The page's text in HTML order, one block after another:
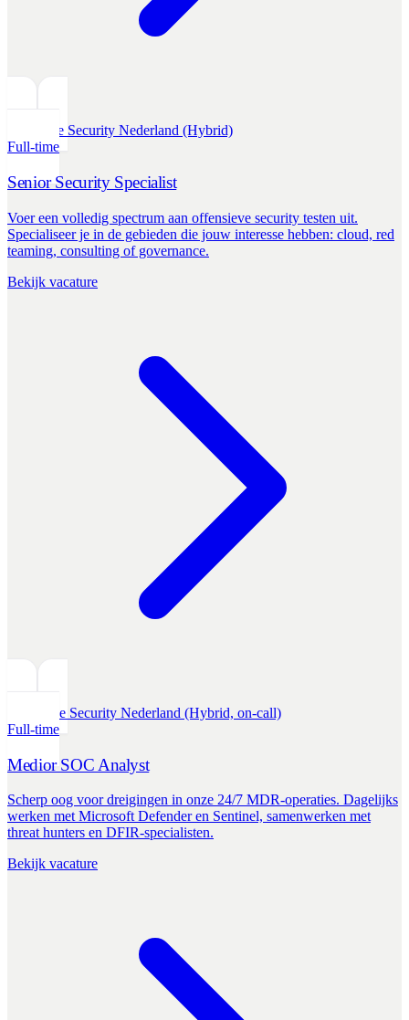
Offensive Security Nederland (Hybrid)
Full-time
Senior Security Specialist
Voer een volledig spectrum aan offensieve security testen uit.
Specialiseer je in de gebieden die jouw interesse hebben: cloud, red
teaming, consulting of governance.
Bekijk vacature
Defensive Security Nederland (Hybrid, on-call)
Full-time
Medior SOC Analyst
Scherp oog voor dreigingen in onze 24/7 MDR-operaties. Dagelijks
werken met Microsoft Defender en Sentinel, samenwerken met
threat hunters en DFIR-specialisten.
Bekijk vacature